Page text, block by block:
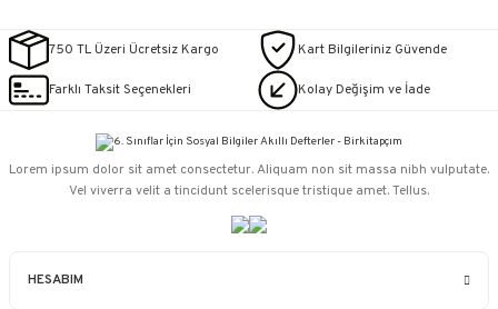
750 TL Üzeri Ücretsiz Kargo Kart Bilgileriniz Güvende
Farklı Taksit Seçenekleri Kolay Değişim ve İade
HESABIM
Lorem ipsum dolor sit amet consectetur. Aliquam non sit massa nibh vulputate.
Vel viverra velit a tincidunt scelerisque tristique amet. Tellus.